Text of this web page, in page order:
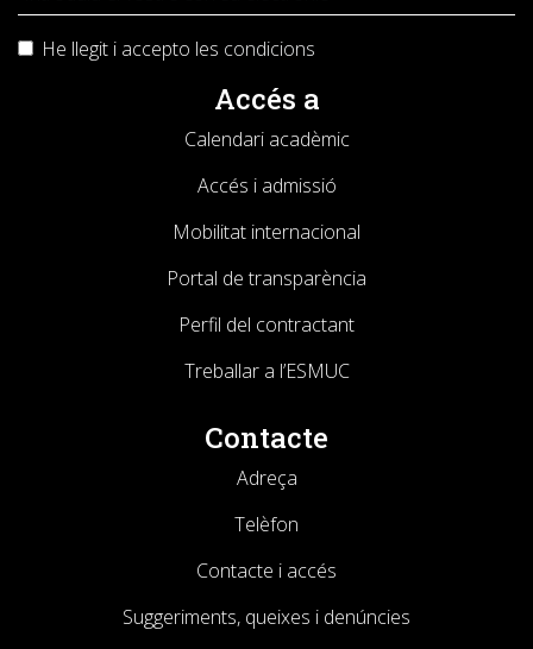
He llegit i accepto les condicions
Accés a
Calendari acadèmic
Accés i admissió
Mobilitat internacional
Portal de transparència
Perfil del contractant
Treballar a l’ESMUC
Contacte
Adreça
Telèfon
Contacte i accés
Suggeriments, queixes i denúncies